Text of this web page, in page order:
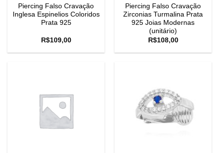
Piercing Falso Cravação
Inglesa Espinelios Coloridos
Prata 925
R$109,00
Piercing Falso Cravação
Zirconias Turmalina Prata
925 Joias Modernas
(unitário)
R$108,00